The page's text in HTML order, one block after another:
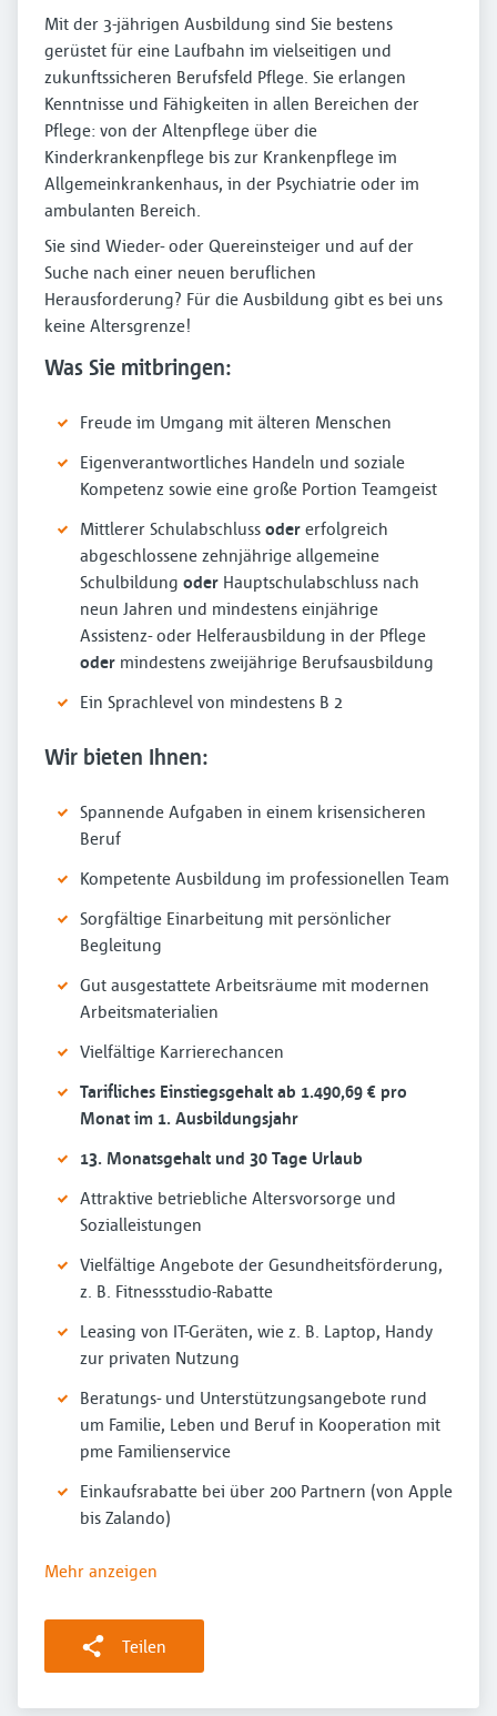
Mit der 3-jährigen Ausbildung sind Sie bestens
gerüstet für eine Laufbahn im vielseitigen und
zukunftssicheren Berufsfeld Pflege. Sie erlangen
Kenntnisse und Fähigkeiten in allen Bereichen der
Pflege: von der Altenpflege über die
Kinderkrankenpflege bis zur Krankenpflege im
Allgemeinkrankenhaus, in der Psychiatrie oder im
ambulanten Bereich.
Sie sind Wieder- oder Quereinsteiger und auf der
Suche nach einer neuen beruflichen
Herausforderung? Für die Ausbildung gibt es bei uns
keine Altersgrenze!
Was Sie mitbringen:
Freude im Umgang mit älteren Menschen
Eigenverantwortliches Handeln und soziale
Kompetenz sowie eine große Portion Teamgeist
Mittlerer Schulabschluss oder erfolgreich
abgeschlossene zehnjährige allgemeine
Schulbildung oder Hauptschulabschluss nach
neun Jahren und mindestens einjährige
Assistenz- oder Helferausbildung in der Pflege
oder mindestens zweijährige Berufsausbildung
Ein Sprachlevel von mindestens B 2
Wir bieten Ihnen:
Spannende Aufgaben in einem krisensicheren
Beruf
Kompetente Ausbildung im professionellen Team
Sorgfältige Einarbeitung mit persönlicher
Begleitung
Gut ausgestattete Arbeitsräume mit modernen
Arbeitsmaterialien
Vielfältige Karrierechancen
Tarifliches Einstiegsgehalt ab 1.490,69 € pro
Monat im 1. Ausbildungsjahr
13. Monatsgehalt und 30 Tage Urlaub
Attraktive betriebliche Altersvorsorge und
Sozialleistungen
Vielfältige Angebote der Gesundheitsförderung,
z. B. Fitnessstudio-Rabatte
Leasing von IT-Geräten, wie z. B. Laptop, Handy
zur privaten Nutzung
Beratungs- und Unterstützungsangebote rund
um Familie, Leben und Beruf in Kooperation mit
pme Familienservice
Einkaufsrabatte bei über 200 Partnern (von Apple
bis Zalando)
Mehr anzeigen
Teilen